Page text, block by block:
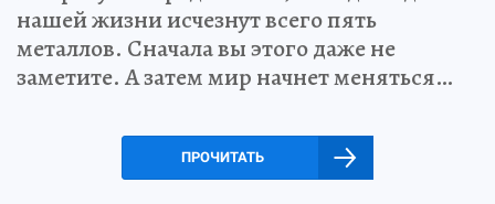
нашей жизни исчезнут всего пять
металлов. Сначала вы этого даже не
заметите. А затем мир начнет меняться…
ПРОЧИТАТЬ